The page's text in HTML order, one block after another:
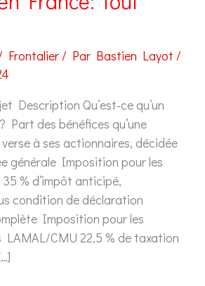
Frontalier/ Par Bastien Layot /
Description Qu’est-ce qu’un
Part des bénéfices qu’une
à ses actionnaires, décidée
générale Imposition pour les
% d’impôt anticipé,
condition de déclaration
Imposition pour les
CMU 22,5 % de taxation